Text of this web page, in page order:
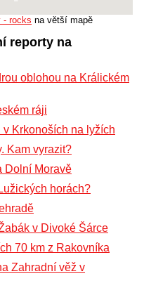
- rocks na větší mapě
reporty na
oblohou na Králickém
ráji
v Krkonoších na lyžích
Kam vyrazit?
Dolní Moravě
horách?
v Divoké Šárce
70 km z Rakovníka
Zahradní věž v